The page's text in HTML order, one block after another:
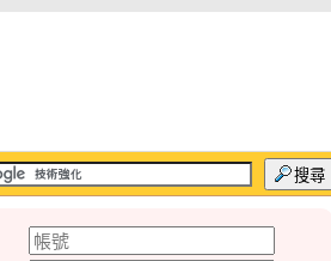
搜尋